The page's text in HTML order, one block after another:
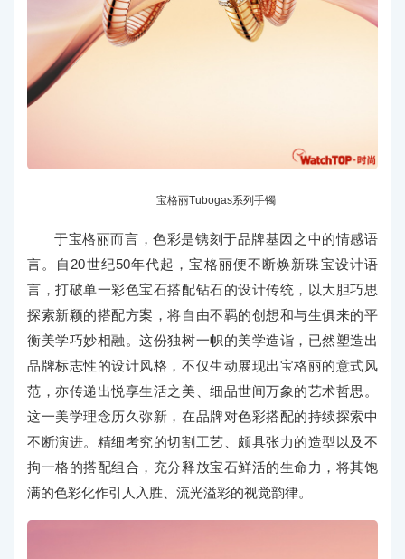
宝格丽Tubogas系列手镯
于宝格丽而言，色彩是镌刻于品牌基因之中的情感语
言。自20世纪50年代起，宝格丽便不断焕新珠宝设计语
言，打破单一彩色宝石搭配钻石的设计传统，以大胆巧思
探索新颖的搭配方案，将自由不羁的创想和与生俱来的平
衡美学巧妙相融。这份独树一帜的美学造诣，已然塑造出
品牌标志性的设计风格，不仅生动展现出宝格丽的意式风
范，亦传递出悦享生活之美、细品世间万象的艺术哲思。
这一美学理念历久弥新，在品牌对色彩搭配的持续探索中
不断演进。精细考究的切割工艺、颇具张力的造型以及不
拘一格的搭配组合，充分释放宝石鲜活的生命力，将其饱
满的色彩化作引人入胜、流光溢彩的视觉韵律。